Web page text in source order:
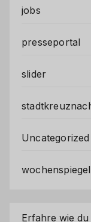
jobs
presseportal
slider
Uncategorized
wochenspiegel
Erfahre wie